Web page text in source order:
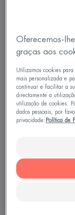
Formas e
psoríase
A forma mais
tal como nos
Caracteriza-se
vermelhas,
Oferecemos-
graças aos
Utilizamos cookies
mais personalizada e
continuar e facilitar a
directamente a
utilização de cookies.
dados pessoais, por
privacidade: Política de